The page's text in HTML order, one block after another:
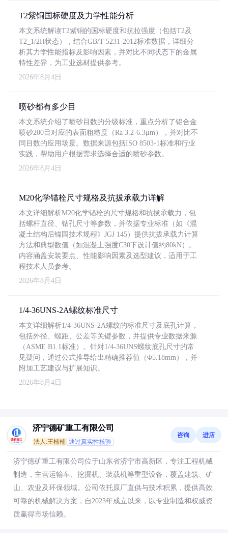
T2紫铜国标硬度及力学性能分析
本文系统解读T2紫铜的国标硬度和抗拉强度（包括T2及
T2_1/2H状态），结合GB/T 5231-2012标准数据，详细分
析其力学性能指标及影响因素，并对比不同状态下的金属
特性差异，为工业选材提供参考。
2026年8月4日
喷砂都有多少目
本文系统介绍了喷砂目数的分级标准，重点分析了铝合金
喷砂200目对应的表面粗糙度（Ra 3.2-6.3μm），并对比不
同目数的应用场景。数据来源包括ISO 8503-1标准和行业
实践，帮助用户根据需求选择合适的喷砂参数。
2026年8月4日
M20化学锚栓尺寸规格及抗拔承载力详解
本文详细解析M20化学锚栓的尺寸规格和抗拔承载力，包
括螺杆直径、钻孔尺寸等参数，并依据专业标准（如《混
凝土结构后锚固技术规程》JGJ 145）提供抗拔承载力计算
方法和典型数值（如混凝土强度C30下设计值约80kN）。
内容涵盖安装要点、性能影响因素及选型建议，适用于工
程技术人员参考。
2026年8月4日
1/4-36UNS-2A螺纹标准尺寸
本文详细解析1/4-36UNS-2A螺纹的标准尺寸及底孔计算，
包括外径、螺距、公差等关键参数，并提供专业数据来源
（ASME B1.1标准）。针对1/4-36UNS螺纹底孔尺寸的常
见疑问，通过公式推导给出精确推荐值（Φ5.18mm），并
附加工艺建议与扩展知识。
2026年8月4日
济宁德矿重工有限公司
法人:王楠楠 通过真实性核验
咨询 进店
济宁德矿重工有限公司位于山东省济宁市高新区，专注工程机械
制造，主营运输车、挖掘机、装载机等重型设备，覆盖建筑、矿
山、农业及环保领域。公司依托原厂直供与技术积累，提供高效
可靠的机械解决方案，自2023年成立以来，以专业制造和权威资
质赢得市场信赖。